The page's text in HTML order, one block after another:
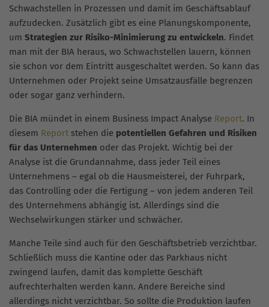
Schwachstellen in Prozessen und damit im Geschäftsablauf
aufzudecken. Zusätzlich gibt es eine Planungskomponente,
um Strategien zur Risiko-Minimierung zu entwickeln. Findet
man mit der BIA heraus, wo Schwachstellen lauern, können
sie schon vor dem Eintritt ausgeschaltet werden. So kann das
Unternehmen oder Projekt seine Umsatzausfälle begrenzen
oder sogar ganz verhindern.
Die BIA mündet in einem Business Impact Analyse Report. In
diesem Report stehen die potentiellen Gefahren und Risiken
für das Unternehmen oder das Projekt. Wichtig bei der
Analyse ist die Grundannahme, dass jeder Teil eines
Unternehmens – egal ob die Hausmeisterei, der Fuhrpark,
das Controlling oder die Fertigung – von jedem anderen Teil
des Unternehmens abhängig ist. Allerdings sind die
Wechselwirkungen stärker und schwächer.
Manche Teile sind auch für den Geschäftsbetrieb verzichtbar.
Schließlich muss die Kantine oder das Parkhaus nicht
zwingend laufen, damit das komplette Geschäft
aufrechterhalten werden kann. Andere Bereiche sind
allerdings nicht verzichtbar. So sollte die Produktion laufen